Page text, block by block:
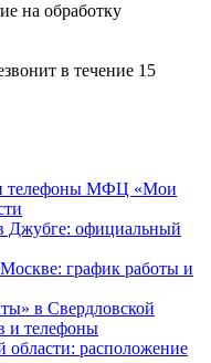
на обработку
в течение 15
и телефоны МФЦ «Мои
Джубге: официальный
график работы и
в Свердловской
и телефоны
расположение